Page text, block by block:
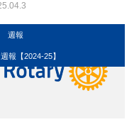
週報
週報【2024-25】